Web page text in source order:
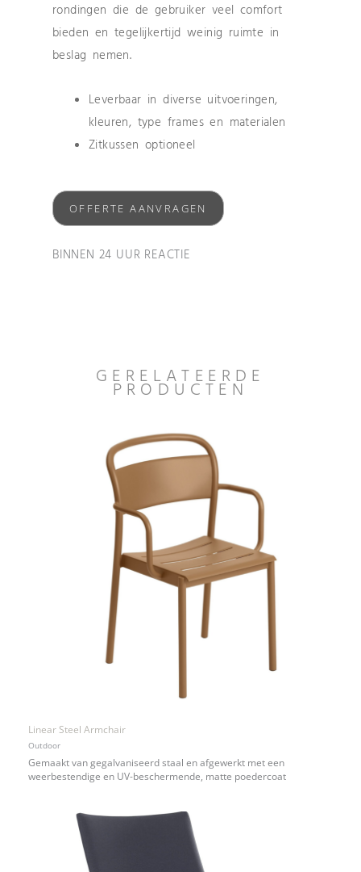
rondingen die de gebruiker veel comfort
bieden en tegelijkertijd weinig ruimte in
beslag nemen.
Leverbaar in diverse uitvoeringen,
kleuren, type frames en materialen
Zitkussen optioneel
OFFERTE AANVRAGEN
BINNEN 24 UUR REACTIE
GERELATEERDE
PRODUCTEN
Linear Steel Armchair
Outdoor
Gemaakt van gegalvaniseerd staal en afgewerkt met een
weerbestendige en UV-beschermende, matte poedercoat